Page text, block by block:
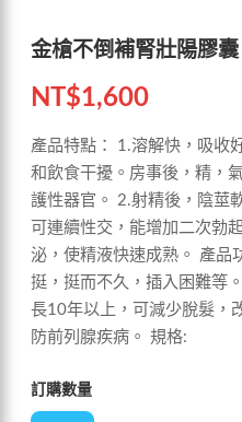
金槍不倒補腎壯陽膠囊
NT$1,600
產品特點： 1.溶解快，吸收
和飲食干擾。房事後，精，
護性器官。 2.射精後，陰莖
可連續性交，能增加二次勃
泌，使精液快速成熟。 產品
挺，挺而不久，插入困難等
長10年以上，可減少脫髮，
防前列腺疾病。 規格:
訂購數量